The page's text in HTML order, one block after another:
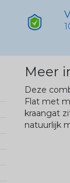
Meer
Deze
Flat met
kraangat
natuurlijk